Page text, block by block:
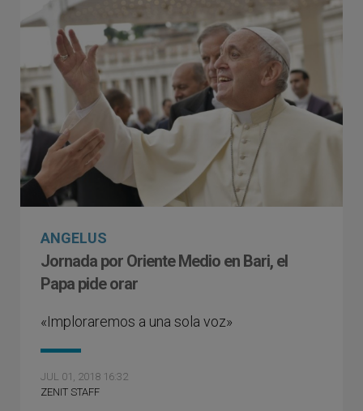
ANGELUS
Jornada por Oriente Medio en Bari, el
Papa pide orar
«Imploraremos a una sola voz»
JUL 01, 2018 16:32
ZENIT STAFF